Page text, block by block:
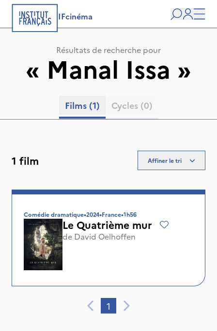
IFcinéma
user
Résultats de recherche pour
« Manal Issa »
Films (1) Cycles (0)
1 film Affiner le tri
Comédie dramatique•2024•France•1h56
Le Quatrième mur
de David Oelhoffen
1